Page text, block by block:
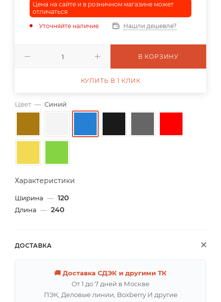
Цвет — Синий
Характеристики
Ширина — 120
Длина — 240
ДОСТАВКА
🚚 Доставка СДЭК и другими ТК
От 1 до 7 дней в Москве
ПЭК, Деловые линии, Boxberry И другие
Цена на сайте и в розничном магазине может
отличаться
Уточняйте наличие
Нашли дешевле?
В КОРЗИНУ
КУПИТЬ В 1 КЛИК